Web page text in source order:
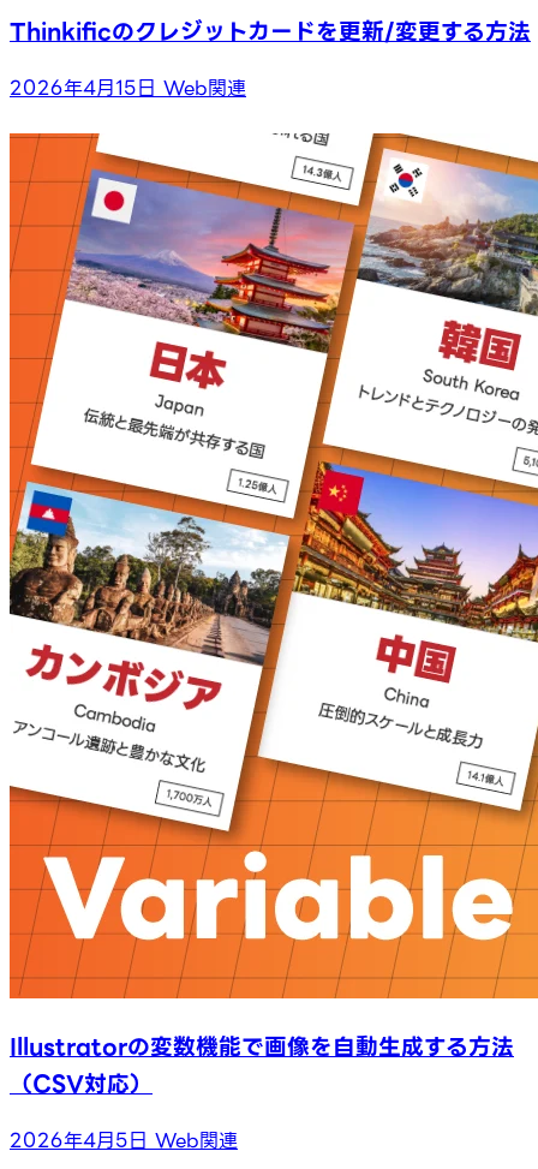
Thinkificのクレジットカードを更新/変更する方法
2026年4月15日 Web関連
Illustratorの変数機能で画像を自動生成する方法
（CSV対応）
2026年4月5日 Web関連